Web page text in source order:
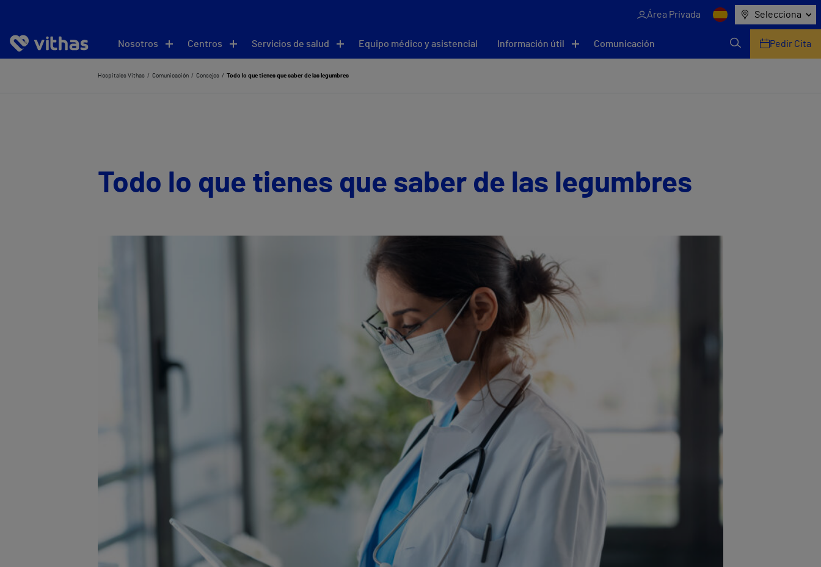
Área Privada Selecciona
Nosotros Centros Servicios de salud Equipo médico y asistencial Información útil Comunicación Pedir Cita
Hospitales Vithas Comunicación Consejos Todo lo que tienes que saber de las legumbres
Todo lo que tienes que saber de las legumbres